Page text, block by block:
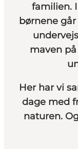
familien.
børnene
maven
Her har vi
dage med
naturen.